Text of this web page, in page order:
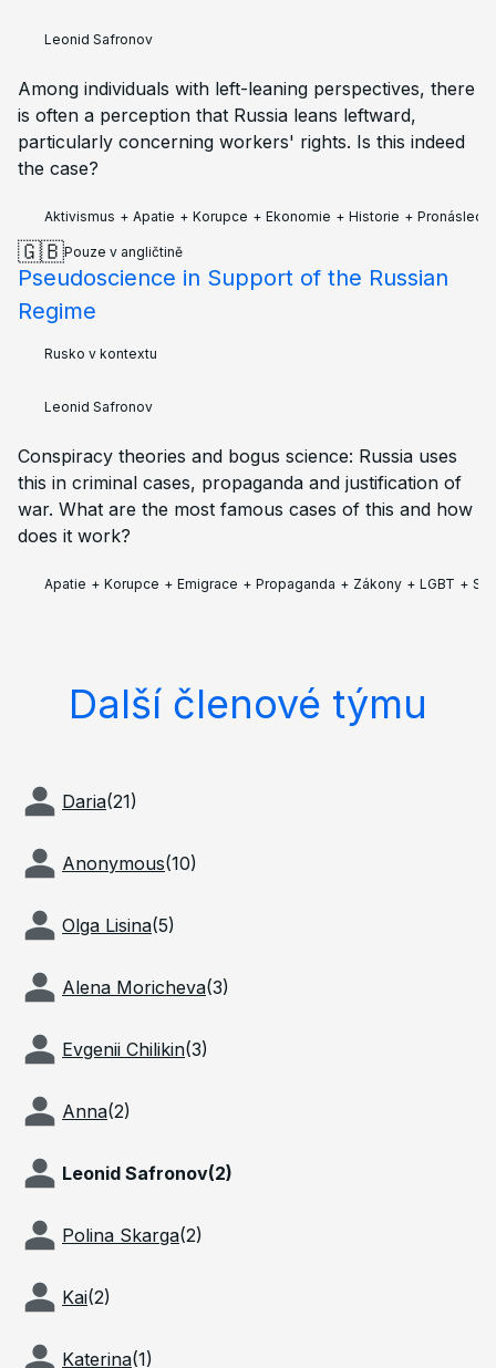
Leonid Safronov
Among individuals with left-leaning perspectives, there
is often a perception that Russia leans leftward,
particularly concerning workers' rights. Is this indeed
the case?
Aktivismus + Apatie + Korupce + Ekonomie + Historie +
🇬🇧Pouze v angličtině
Pseudoscience in Support of the Russian
Regime
Rusko v kontextu
Leonid Safronov
Conspiracy theories and bogus science: Russia uses
this in criminal cases, propaganda and justification of
war. What are the most famous cases of this and how
does it work?
Apatie + Korupce + Emigrace + Propaganda + Zákony + LGBT +
Další členové týmu
Daria(21)
Anonymous(10)
Olga Lisina(5)
Alena Moricheva(3)
Evgenii Chilikin(3)
Anna(2)
Leonid Safronov(2)
Polina Skarga(2)
Kai(2)
Katerina(1)